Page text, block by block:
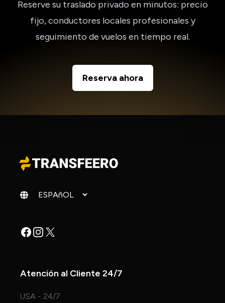
Reserve su traslado privado en minutos: precio
fijo, conductores locales profesionales y
seguimiento de vuelos en tiempo real.
Reserva ahora
Cambiar idioma
Facebook
Instagram
X
Atención al Cliente 24/7
USA - 24/7